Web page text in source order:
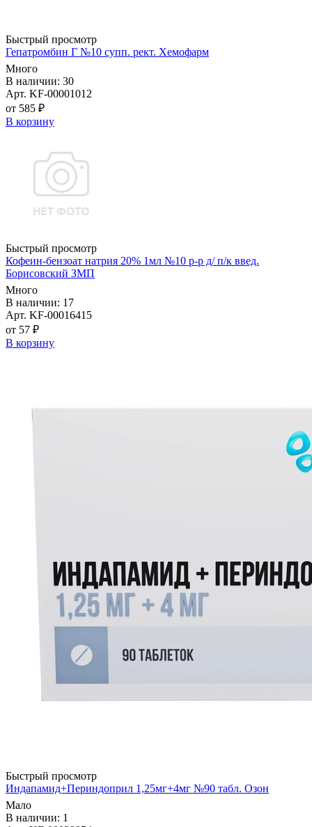
Быстрый просмотр
Гепатромбин Г №10 супп. рект. Хемофарм
Много
В наличии: 30
Арт. KF-00001012
от 585 ₽
В корзину
Быстрый просмотр
Кофеин-бензоат натрия 20% 1мл №10 р-р д/ п/к введ.
Борисовский ЗМП
Много
В наличии: 17
Арт. KF-00016415
от 57 ₽
В корзину
Быстрый просмотр
Индапамид+Периндоприл 1,25мг+4мг №90 табл. Озон
Мало
В наличии: 1